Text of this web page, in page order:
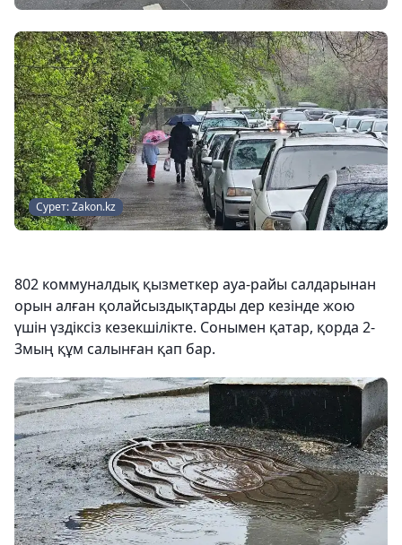
Сурет: Zakon.kz
802 коммуналдық қызметкер ауа-райы салдарынан
орын алған қолайсыздықтарды дер кезінде жою
үшін үздіксіз кезекшілікте. Сонымен қатар, қорда 2-
3мың құм салынған қап бар.